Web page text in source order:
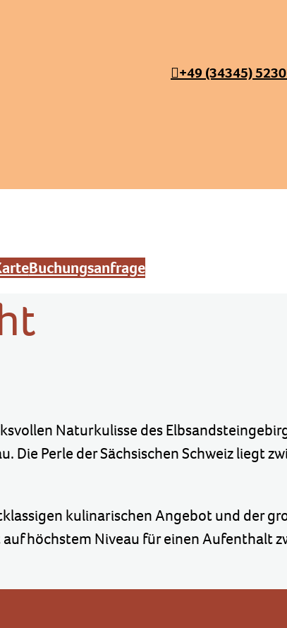
+49 (34345)
Buchungsanfrage
Naturkulisse des
Die Perle der Sächsischen Schweiz liegt
kulinarischen Angebot und der
höchstem Niveau für einen Aufenthalt